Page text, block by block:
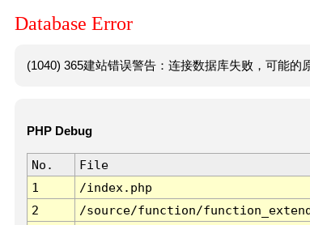
Database Error
(1040) 365建站错误警告：连接数据库失败，可能的
PHP Debug
No. File
1
/index.php
2
/source/function/